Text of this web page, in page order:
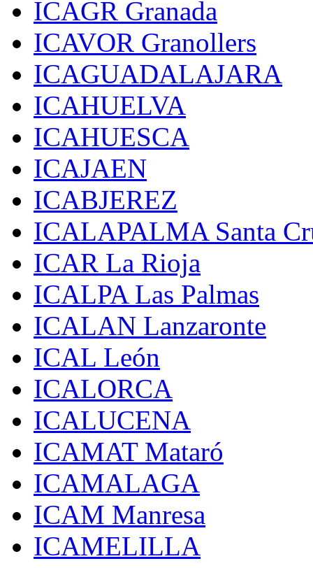
ICAGR Granada
ICAVOR Granollers
ICAGUADALAJARA
ICAHUELVA
ICAHUESCA
ICAJAEN
ICABJEREZ
ICALAPALMA Santa
ICAR La Rioja
ICALPA Las Palmas
ICALAN Lanzaronte
ICAL León
ICALORCA
ICALUCENA
ICAMAT Mataró
ICAMALAGA
ICAM Manresa
ICAMELILLA